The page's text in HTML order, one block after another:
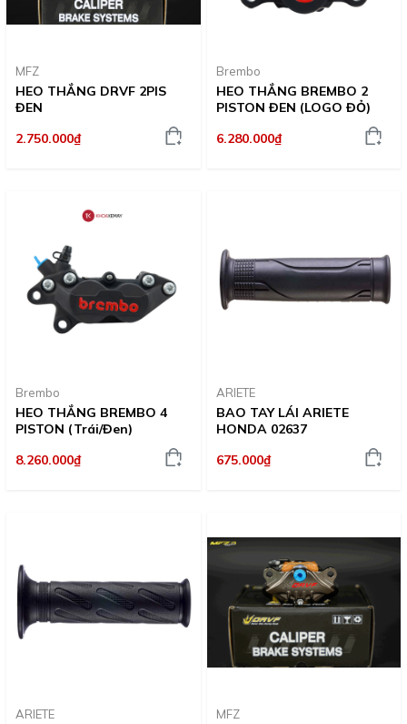
MFZ
HEO THẮNG DRVF 2PIS
ĐEN
2.750.000₫
Brembo
HEO THẮNG BREMBO 2
PISTON ĐEN (LOGO ĐỎ)
6.280.000₫
Brembo
HEO THẮNG BREMBO 4
PISTON (Trái/Đen)
8.260.000₫
ARIETE
BAO TAY LÁI ARIETE
HONDA 02637
675.000₫
ARIETE MFZ